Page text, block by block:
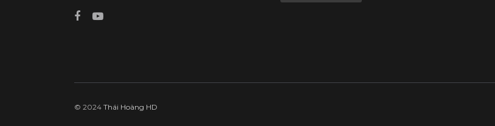
© 2024 Thái Hoàng HD